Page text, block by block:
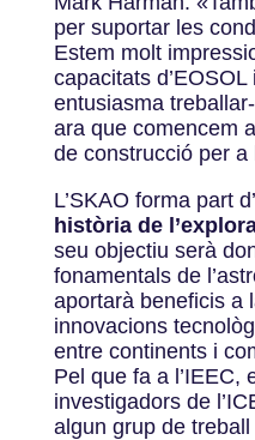
per suportar les
Estem molt
capacitats
entusiasma
ara que comencem
de construcció per a
L’SKAO forma part
història de
seu objectiu serà
fonamentals de
aportarà beneficis a
innovacions
entre continents i
Pel que fa a l’IEEC,
investigadors de
algun grup de